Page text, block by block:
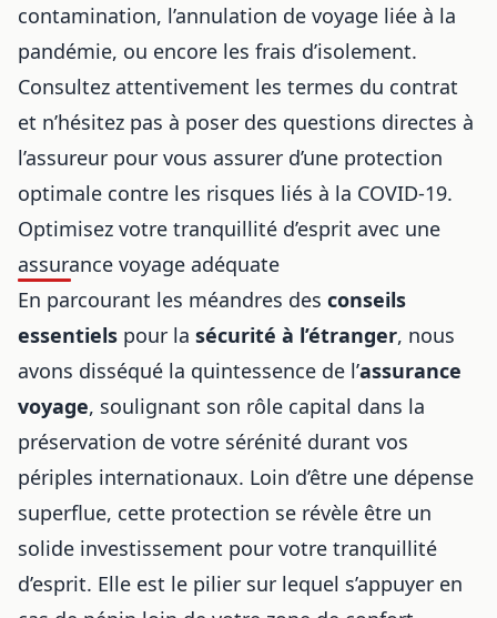
contamination, l’annulation de voyage liée à la
pandémie, ou encore les frais d’isolement.
Consultez attentivement les termes du contrat
et n’hésitez pas à poser des questions directes à
l’assureur pour vous assurer d’une protection
optimale contre les risques liés à la COVID-19.
Optimisez votre tranquillité d’esprit avec une
assurance voyage adéquate
En parcourant les méandres des conseils
essentiels pour la sécurité à l’étranger, nous
avons disséqué la quintessence de l’assurance
voyage, soulignant son rôle capital dans la
préservation de votre sérénité durant vos
périples internationaux. Loin d’être une dépense
superflue, cette protection se révèle être un
solide investissement pour votre tranquillité
d’esprit. Elle est le pilier sur lequel s’appuyer en